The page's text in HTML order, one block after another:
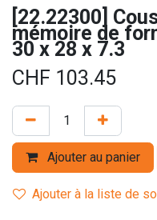
[22.22300]
mémoire de
30 x 28 x 7.3
CHF 103.45
Ajouter au panier
Ajouter à la liste de